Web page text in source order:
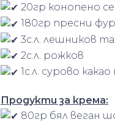
20гр конопено
180гр пресни
3с.л. лешников
2с.л. рожков
1с.л. сурово
Продукти за крема:
80гр бял веган